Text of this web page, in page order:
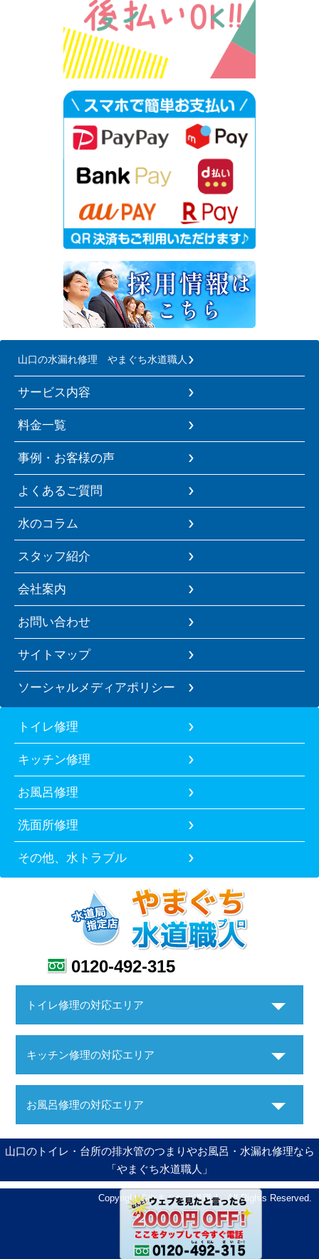
山口の水漏れ修理 やまぐち水道職人
サービス内容
料金一覧
事例・お客様の声
よくあるご質問
水のコラム
スタッフ紹介
会社案内
お問い合わせ
サイトマップ
ソーシャルメディアポリシー
トイレ修理
キッチン修理
お風呂修理
洗面所修理
その他、水トラブル
0120-492-315
トイレ修理の対応エリア
キッチン修理の対応エリア
お風呂修理の対応エリア
山口のトイレ・台所の排水管のつまりやお風呂・水漏れ修理なら
「やまぐち水道職人」
Copyright ©やまぐち水道職人. All Rights Reserved.